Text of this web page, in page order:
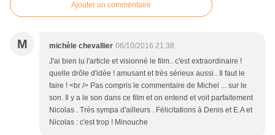
Ajouter un commentaire
M michèle chevallier 06/10/2016 21:38
J'ai bien lu l'article et visionné le film.. c'est extraordinaire !
quelle drôle d'idée ! amusant et très sérieux aussi.. Il faut le
faire ! <br /> Pas compris le commentaire de Michel ... sur le
son. Il y a le son dans ce film et on entend et voit parfaitement
Nicolas . Très sympa d'ailleurs . Félicitations à Denis et E.A et
Nicolas : c'est trop ! Minouche